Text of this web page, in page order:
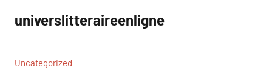
contenu
universlitteraireenligne
Uncategorized